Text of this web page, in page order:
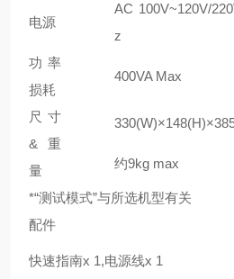
电源
AC 100V~120V/
z
功率
损耗
400VA Max
尺寸
&重
量
约9kg max
*“测试模式”与所选机型有关
配件
快速指南x 1,电源线x 1